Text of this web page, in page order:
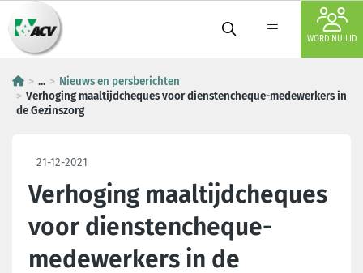
WORD NU LID
...
Nieuws en persberichten
Verhoging maaltijdcheques voor dienstencheque-medewerkers in
de Gezinszorg
21-12-2021
Verhoging maaltijdcheques
voor dienstencheque-
medewerkers in de